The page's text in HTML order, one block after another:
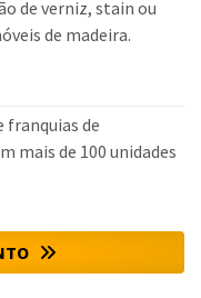
de verniz, stain ou
de madeira.
franquias de
mais de 100 unidades